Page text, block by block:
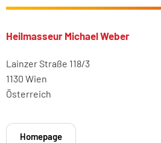
Heilmasseur Michael Weber
Lainzer Straße 118/3
1130 Wien
Österreich
Homepage